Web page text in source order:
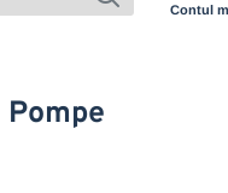
Contul
Pompe